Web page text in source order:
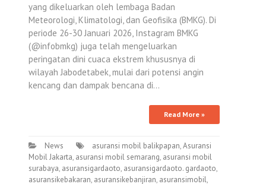
yang dikeluarkan oleh lembaga Badan
Meteorologi, Klimatologi, dan Geofisika (BMKG). Di
periode 26-30 Januari 2026, Instagram BMKG
(@infobmkg) juga telah mengeluarkan
peringatan dini cuaca ekstrem khususnya di
wilayah Jabodetabek, mulai dari potensi angin
kencang dan dampak bencana di…
Read More »
News asuransi mobil balikpapan,Asuransi
Mobil Jakarta, asuransi mobil semarang, asuransi mobil
surabaya, asuransigardaoto, asuransigardaoto. gardaoto,
asuransikebakaran, asuransikebanjiran, asuransimobil,